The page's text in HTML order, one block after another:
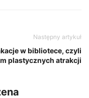
Następny artykuł
w bibliotece, czyli
plastycznych atrakcji